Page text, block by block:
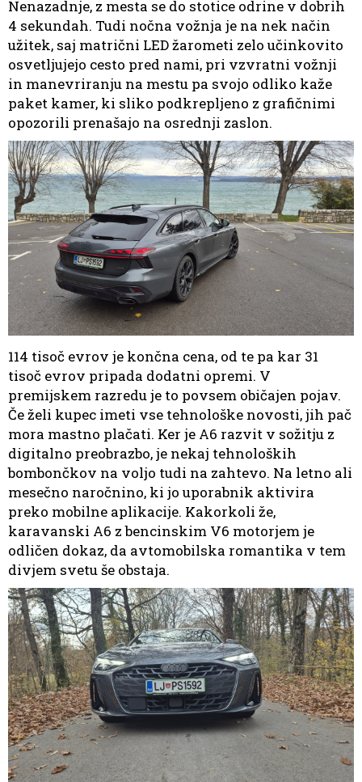
Nenazadnje, z mesta se do stotice odrine v dobrih
4 sekundah. Tudi nočna vožnja je na nek način
užitek, saj matrični LED žarometi zelo učinkovito
osvetljujejo cesto pred nami, pri vzvratni vožnji
in manevriranju na mestu pa svojo odliko kaže
paket kamer, ki sliko podkrepljeno z grafičnimi
opozorili prenašajo na osrednji zaslon.
114 tisoč evrov je končna cena, od te pa kar 31
tisoč evrov pripada dodatni opremi. V
premijskem razredu je to povsem običajen pojav.
Če želi kupec imeti vse tehnološke novosti, jih pač
mora mastno plačati. Ker je A6 razvit v sožitju z
digitalno preobrazbo, je nekaj tehnoloških
bombončkov na voljo tudi na zahtevo. Na letno ali
mesečno naročnino, ki jo uporabnik aktivira
preko mobilne aplikacije. Kakorkoli že,
karavanski A6 z bencinskim V6 motorjem je
odličen dokaz, da avtomobilska romantika v tem
divjem svetu še obstaja.